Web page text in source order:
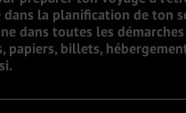
dans la planification de ton
dans toutes les
papiers, billets,